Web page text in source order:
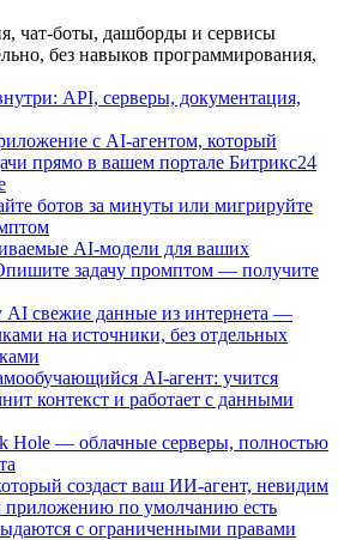
чат-боты, дашборды и сервисы
без навыков программирования,
API, серверы, документация,
с AI-агентом, который
прямо в вашем портале Битрикс24
ботов за минуты или мигрируйте
AI-модели для ваших
задачу промптом — получите
AI свежие данные из интернета —
на источники, без отдельных
AI-агент: учится
контекст и работает с данными
Hole — облачные серверы, полностью
создаст ваш ИИ-агент, невидим
приложению по умолчанию есть
с ограниченными правами